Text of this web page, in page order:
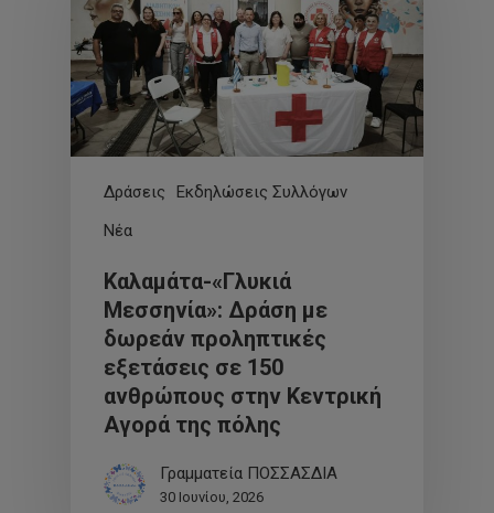
Δράσεις
Εκδηλώσεις Συλλόγων
Νέα
Καλαμάτα-«Γλυκιά
Μεσσηνία»: Δράση με
δωρεάν προληπτικές
εξετάσεις σε 150
ανθρώπους στην Κεντρική
Αγορά της πόλης
Γραμματεία ΠΟΣΣΑΣΔΙΑ
30 Ιουνίου, 2026